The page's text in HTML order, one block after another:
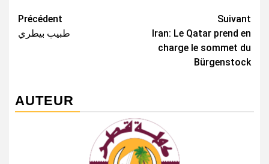
Navigation
d’article
Précédent
طبيب بيطري
Suivant
Iran: Le Qatar prend en
charge le sommet du
Bürgenstock
AUTEUR